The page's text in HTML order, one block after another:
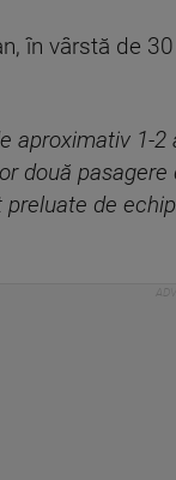
în vârstă de
aproximativ 1-2
două pasagere
de